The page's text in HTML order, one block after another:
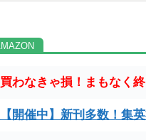
買わなきゃ損！まもなく
【開催中】新刊多数！集